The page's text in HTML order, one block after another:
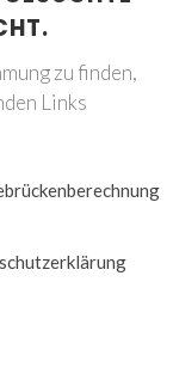
zu finden,
Links